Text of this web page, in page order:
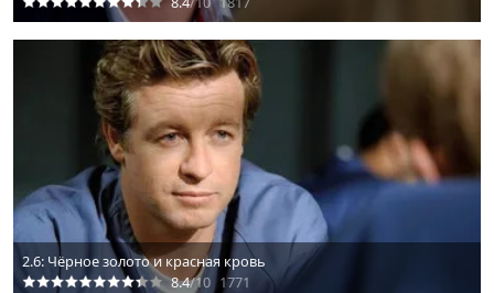
2.6: Чёрное золото и красная кровь
8.4/10 1771